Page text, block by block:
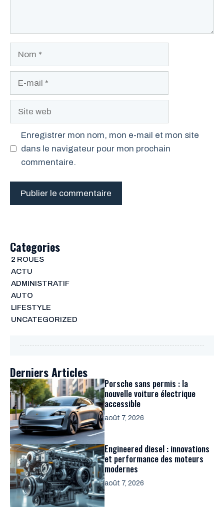
Enregistrer mon nom, mon e-mail et mon site
dans le navigateur pour mon prochain
commentaire.
Categories
2 ROUES
ACTU
ADMINISTRATIF
AUTO
LIFESTYLE
UNCATEGORIZED
Derniers Articles
Porsche sans permis : la
nouvelle voiture électrique
accessible
août 7, 2026
Engineered diesel : innovations
et performance des moteurs
modernes
août 7, 2026